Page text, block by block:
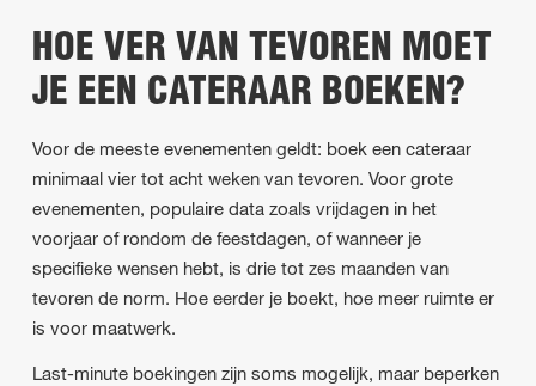
HOE VER VAN TEVOREN MOET
JE EEN CATERAAR BOEKEN?
Voor de meeste evenementen geldt: boek een cateraar
minimaal vier tot acht weken van tevoren. Voor grote
evenementen, populaire data zoals vrijdagen in het
voorjaar of rondom de feestdagen, of wanneer je
specifieke wensen hebt, is drie tot zes maanden van
tevoren de norm. Hoe eerder je boekt, hoe meer ruimte er
is voor maatwerk.
Last-minute boekingen zijn soms mogelijk, maar beperken